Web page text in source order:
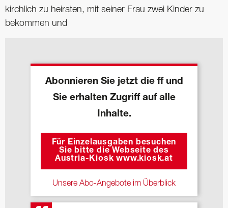
kirchlich zu heiraten, mit seiner Frau zwei Kinder zu
bekommen und
Abonnieren Sie jetzt die ff und
Sie erhalten Zugriff auf alle
Inhalte.
Für Einzelausgaben besuchen
Sie bitte die Webseite des
Austria-Kiosk www.kiosk.at
Unsere Abo-Angebote im Überblick